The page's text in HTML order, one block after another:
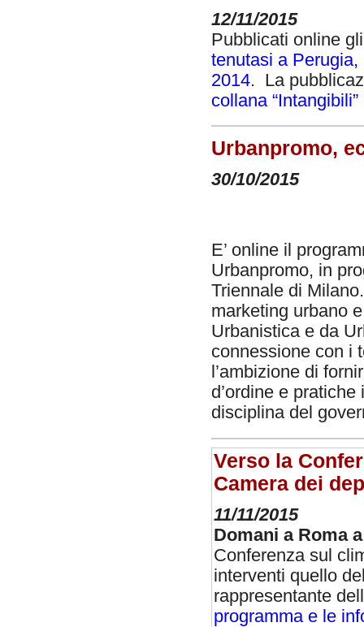
12/11/2015
Pubblicati online
tenutasi a Perugia,
2014. La
collana “Intangibili”
Urbanpromo,
30/10/2015
E’ online il
Urbanpromo, in
Triennale di
marketing urbano
Urbanistica e da
connessione con i
l’ambizione di
d’ordine e
disciplina del
Verso la
Camera dei
11/11/2015
Domani a Roma
Conferenza sul
interventi quello
rappresentante
programma e le